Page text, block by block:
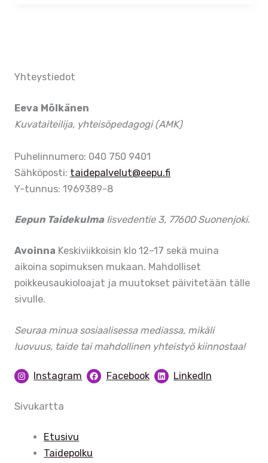
Yhteystiedot
Eeva Mölkänen
Kuvataiteilija, yhteisöpedagogi (AMK)
Puhelinnumero: 040 750 9401
Sähköposti: taidepalvelut@eepu.fi
Y-tunnus: 1969389-8
Eepun Taidekulma Iisvedentie 3, 77600 Suonenjoki.
Avoinna Keskiviikkoisin klo 12–17 sekä muina
aikoina sopimuksen mukaan. Mahdolliset
poikkeusaukioloajat ja muutokset päivitetään tälle
sivulle.
Seuraa minua sosiaalisessa mediassa, mikäli
luovuus, taide tai mahdollinen yhteistyö kiinnostaa!
Instagram Facebook LinkedIn
Sivukartta
Etusivu
Taidepolku